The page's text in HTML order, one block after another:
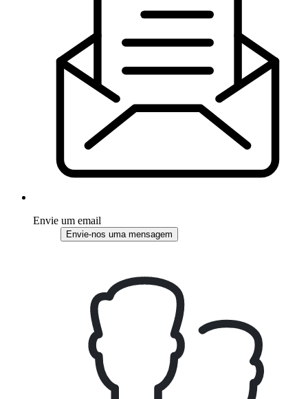
Envie um email
Envie-nos uma mensagem